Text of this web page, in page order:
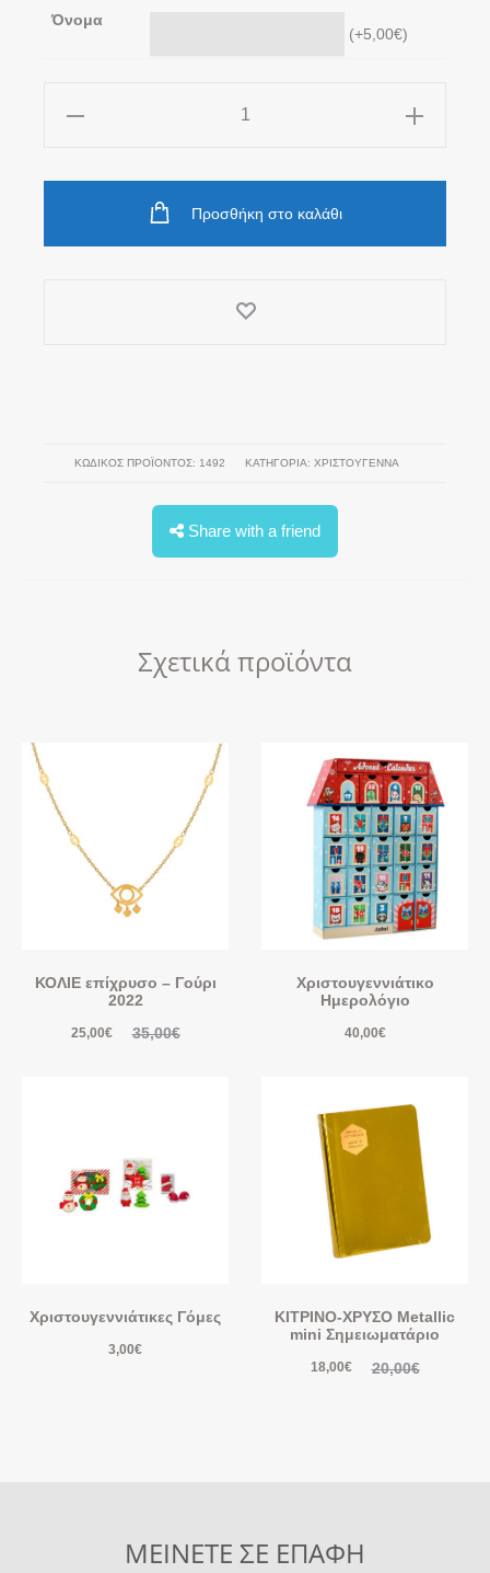
Όνομα
(+5,00€)
Προσθήκη στο καλάθι
ΚΩΔΙΚΌΣ ΠΡΟΪΌΝΤΟΣ: 1492 ΚΑΤΗΓΟΡΊΑ: ΧΡΙΣΤΟΥΓΕΝΝΑ
Share with a friend
Σχετικά προϊόντα
ΚΟΛΙΕ επίχρυσο – Γούρι
2022
35,00€
25,00€
Χριστουγεννιάτικο
Ημερολόγιο
40,00€
Χριστουγεννιάτικες Γόμες
3,00€
ΚΙΤΡΙΝΟ-ΧΡΥΣΟ Metallic
mini Σημειωματάριο
20,00€
18,00€
ΜΕΙΝΕΤΕ ΣΕ ΕΠΑΦΗ